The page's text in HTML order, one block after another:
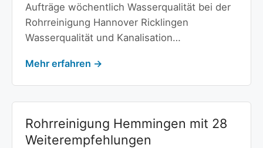
Aufträge wöchentlich Wasserqualität bei der
Rohrreinigung Hannover Ricklingen
Wasserqualität und Kanalisation…
Mehr erfahren →
Rohrreinigung Hemmingen mit 28
Weiterempfehlungen